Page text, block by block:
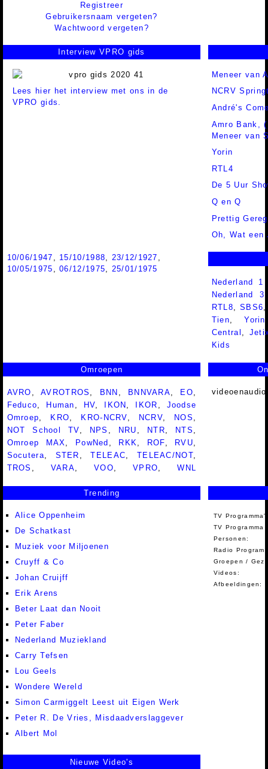
Registreer
Gebruikersnaam vergeten?
Wachtwoord vergeten?
Interview VPRO gids
Lees hier het interview met ons in de
VPRO gids.
Meneer van
NCRV
André's
Amro Bank,
Meneer van
Yorin
RTL4
De 5 Uur
Q en Q
Prettig
Oh, Wat een
10/06/1947 , 15/10/1988, 23/12/1927 ,
10/05/1975 ,06/12/1975, 25/01/1975
Nederland
Nederland
RTL8 ,SBS6
Tien ,Yorin
Central
Kids
Omroepen
AVRO ,AVROTROS , BNN , BNNVARA, EO,
Feduco, Human , HV, IKON , IKOR , Joodse
Omroep, KRO, KRO-NCRV, NCRV, NOS ,
NOT School TV, NPS , NRU , NTR, NTS ,
Omroep MAX, PowNed , RKK, ROF, RVU,
Socutera, STER ,TELEAC, TELEAC/NOT,
TROS , VARA,VOO,VPRO,WNL
Trending
Alice Oppenheim
De Schatkast
Muziek voor Miljoenen
Cruyff & Co
Johan Cruijff
Erik Arens
Beter Laat dan Nooit
Peter Faber
Nederland Muziekland
Carry Tefsen
Lou Geels
Wondere Wereld
Simon Carmiggelt Leest uit Eigen Werk
Peter R. De Vries, Misdaadverslaggever
Albert Mol
TV
TV Programma
Personen:
Radio
Groepen /
Videos:
Afbeeldingen:
Nieuwe Video's